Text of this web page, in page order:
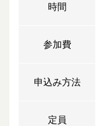
時間
参加費
申込み方法
定員